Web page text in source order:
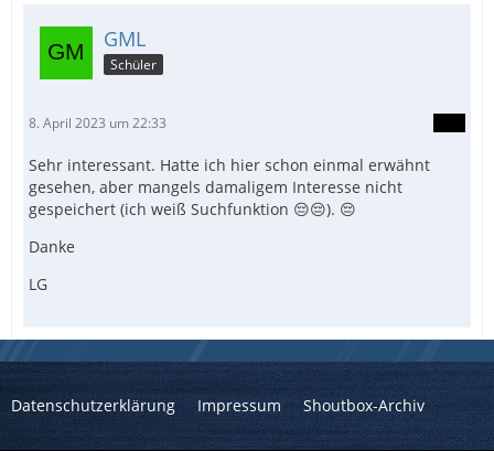
GML
Schüler
8. April 2023 um 22:33
Sehr interessant. Hatte ich hier schon einmal erwähnt
gesehen, aber mangels damaligem Interesse nicht
gespeichert (ich weiß Suchfunktion 😔😔). 😔
Danke
LG
Datenschutzerklärung Impressum Shoutbox-Archiv